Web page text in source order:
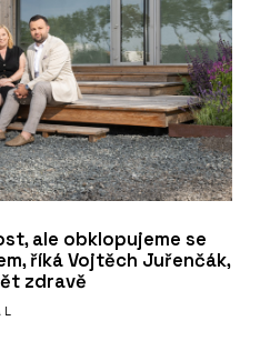
ale obklopujeme se
říká Vojtěch Juřenčák,
zdravě